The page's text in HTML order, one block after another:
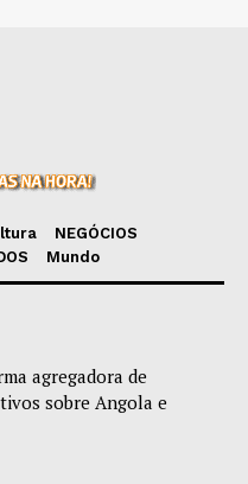
NEGÓCIOS
Mundo
agregadora de
sobre Angola e